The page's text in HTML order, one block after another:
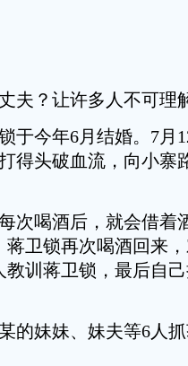
？让许多人不可理
今年6月结婚。7月
得头破血流，向小寨
喝酒后，就会借着
蒋卫锁再次喝酒回来
训蒋卫锁，最后自
妹妹、妹夫等6人抓